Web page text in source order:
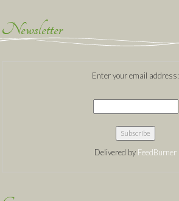
Newsletter
Enter your email address:
Delivered by FeedBurner